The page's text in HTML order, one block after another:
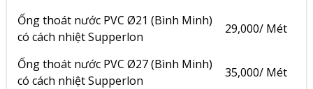
Ống thoát nước PVC Ø21 (Bình Minh)
có cách nhiệt Supperlon
29,000/ Mét
Ống thoát nước PVC Ø27 (Bình Minh)
có cách nhiệt Supperlon
35,000/ Mét